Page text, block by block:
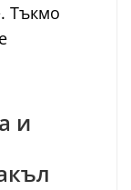
Тъкмо
и